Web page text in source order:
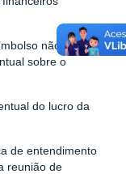
não é fixo,
sobre o
do lucro da
de entendimento
reunião de